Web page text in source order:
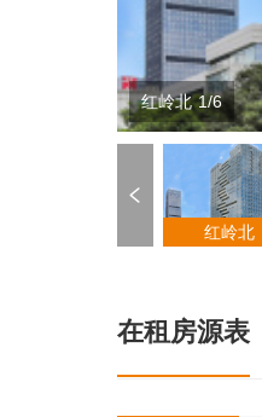
红岭北 1/6
红岭北
在租房源表